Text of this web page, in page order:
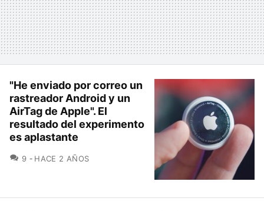
"He enviado por correo un
rastreador Android y un
AirTag de Apple". El
resultado del experimento
es aplastante
9 COMENTARIOS
HACE 2 AÑOS